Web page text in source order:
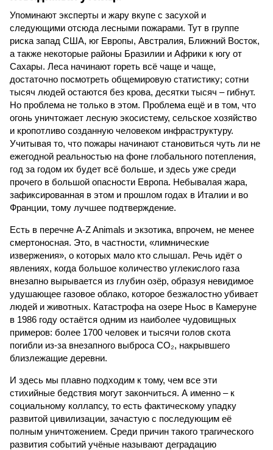
Упоминают эксперты и жару вкупе с засухой и
следующими отсюда лесными пожарами. Тут в группе
риска запад США, юг Европы, Австралия, Ближний Восток,
а также некоторые районы Бразилии и Африки к югу от
Сахары. Леса начинают гореть всё чаще и чаще,
достаточно посмотреть общемировую статистику; сотни
тысяч людей остаются без крова, десятки тысяч – гибнут.
Но проблема не только в этом. Проблема ещё и в том, что
огонь уничтожает лесную экосистему, сельское хозяйство
и кропотливо созданную человеком инфраструктуру.
Учитывая то, что пожары начинают становиться чуть ли не
ежегодной реальностью на фоне глобального потепления,
год за годом их будет всё больше, и здесь уже среди
прочего в большой опасности Европа. Небывалая жара,
зафиксированная в этом и прошлом годах в Италии и во
Франции, тому лучшее подтверждение.
Есть в перечне A-Z Animals и экзотика, впрочем, не менее
смертоносная. Это, в частности, «лимнические
извержения», о которых мало кто слышал. Речь идёт о
явлениях, когда большое количество углекислого газа
внезапно вырывается из глубин озёр, образуя невидимое
удушающее газовое облако, которое безжалостно убивает
людей и животных. Катастрофа на озере Ньос в Камеруне
в 1986 году остаётся одним из наиболее чудовищных
примеров: более 1700 человек и тысячи голов скота
погибли из-за внезапного выброса CO₂, накрывшего
близлежащие деревни.
И здесь мы плавно подходим к тому, чем все эти
стихийные бедствия могут закончиться. А именно – к
социальному коллапсу, то есть фактическому упадку
развитой цивилизации, зачастую с последующим её
полным уничтожением. Среди причин такого трагического
развития событий учёные называют деградацию